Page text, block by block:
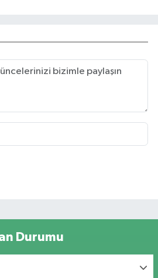
Durumu